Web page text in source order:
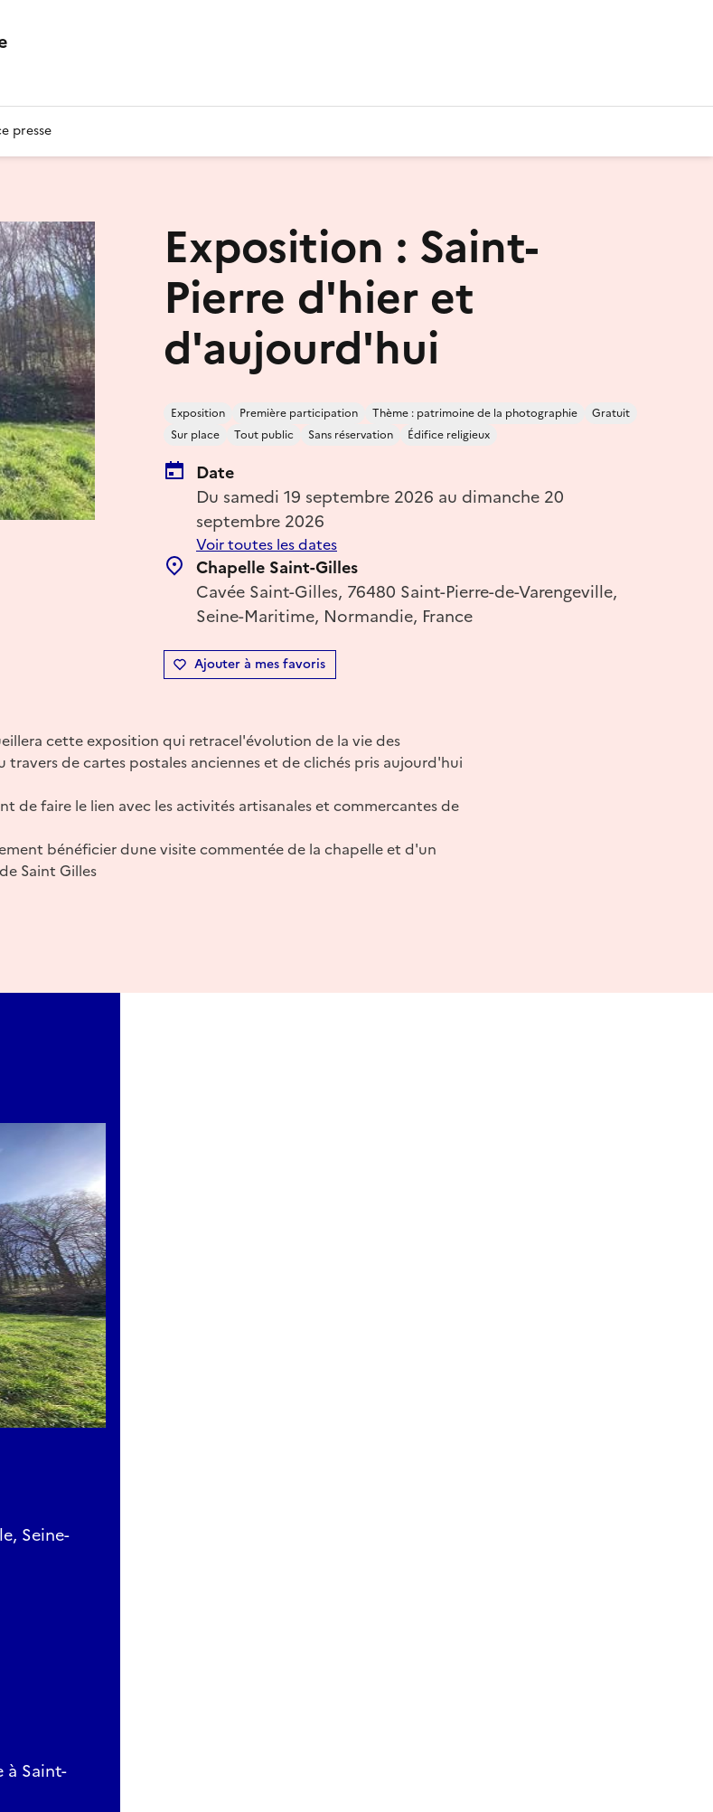
presse
Exposition : Saint-
Pierre d'hier et
d'aujourd'hui
Exposition Première participation Thème : patrimoine de la photographie
Gratuit
Sur place
Tout public Sans réservation Édifice religieux
Date
Du samedi 19 septembre 2026 au dimanche 20
septembre 2026
Voir toutes les dates
Chapelle Saint-Gilles
Cavée Saint-Gilles, 76480 Saint-Pierre-de-Varengeville,
Seine-Maritime, Normandie, France
Ajouter à mes favoris
cette exposition qui retracel'évolution de la vie des
travers de cartes postales anciennes et de clichés pris aujourd'hui
de faire le lien avec les activités artisanales et commercantes de
bénéficier dune visite commentée de la chapelle et d'un
Saint Gilles
Seine-
à Saint-